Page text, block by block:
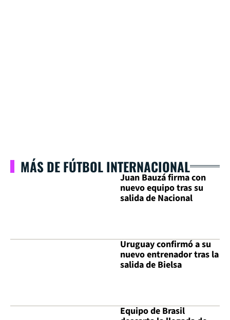
MÁS DE FÚTBOL INTERNACIONAL
Juan Bauzá firma con
nuevo equipo tras su
salida de Nacional
Uruguay confirmó a su
nuevo entrenador tras la
salida de Bielsa
Equipo de Brasil